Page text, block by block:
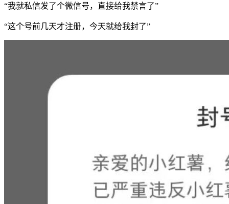
“我就私信发了个微信号，直接给我禁言了”
“这个号前几天才注册，今天就给我封了”